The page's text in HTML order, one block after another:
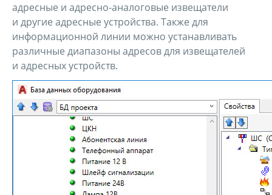
адресные и адресно-аналоговые извещатели
и другие адресные устройства. Также для
информационной линии можно устанавливать
различные диапазоны адресов для извещателей
и адресных устройств.